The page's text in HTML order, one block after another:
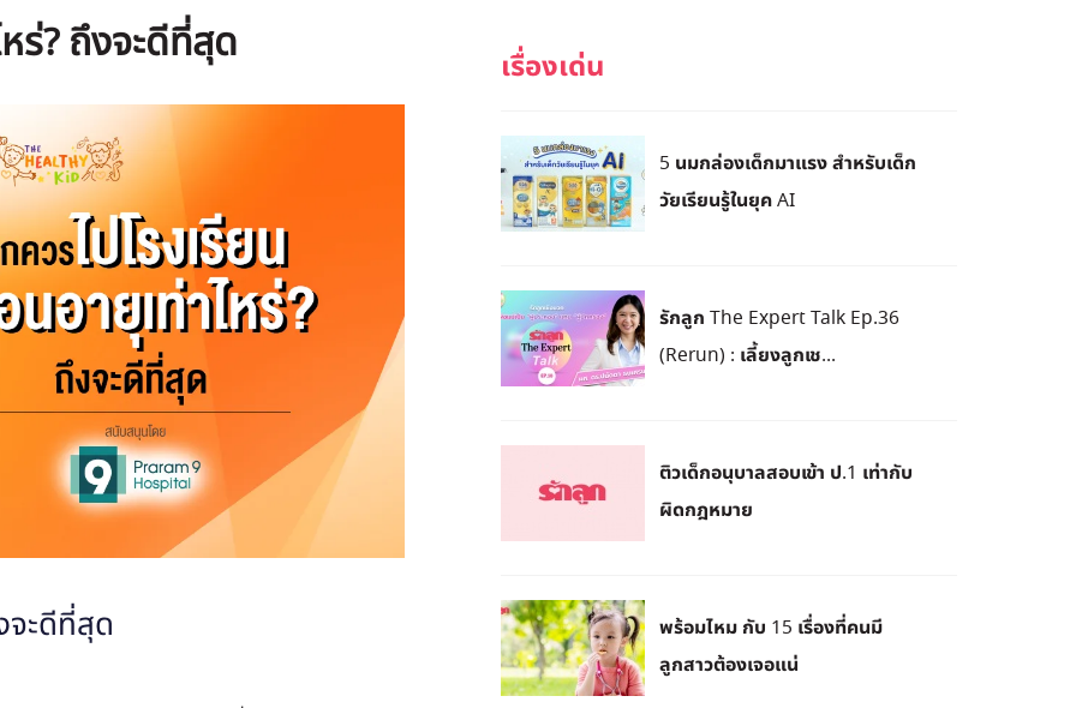
ร่? ถึงจะดีที่สุด
จะดีที่สุด
5 นมกล่องเด็กมาแรง สำหรับเด็ก
วัยเรียนรู้ในยุค AI
รักลูก The Expert Talk Ep.36
(Rerun) : เลี้ยงลูกเช...
ติวเด็กอนุบาลสอบเข้า ป.1 เท่ากับ
ผิดกฎหมาย
พร้อมไหม กับ 15 เรื่องที่คนมี
ลูกสาวต้องเจอแน่